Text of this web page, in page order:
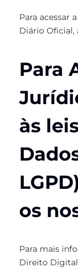
Para acessar
Diário Oficial,
Para
às
os
Para mais
Direito